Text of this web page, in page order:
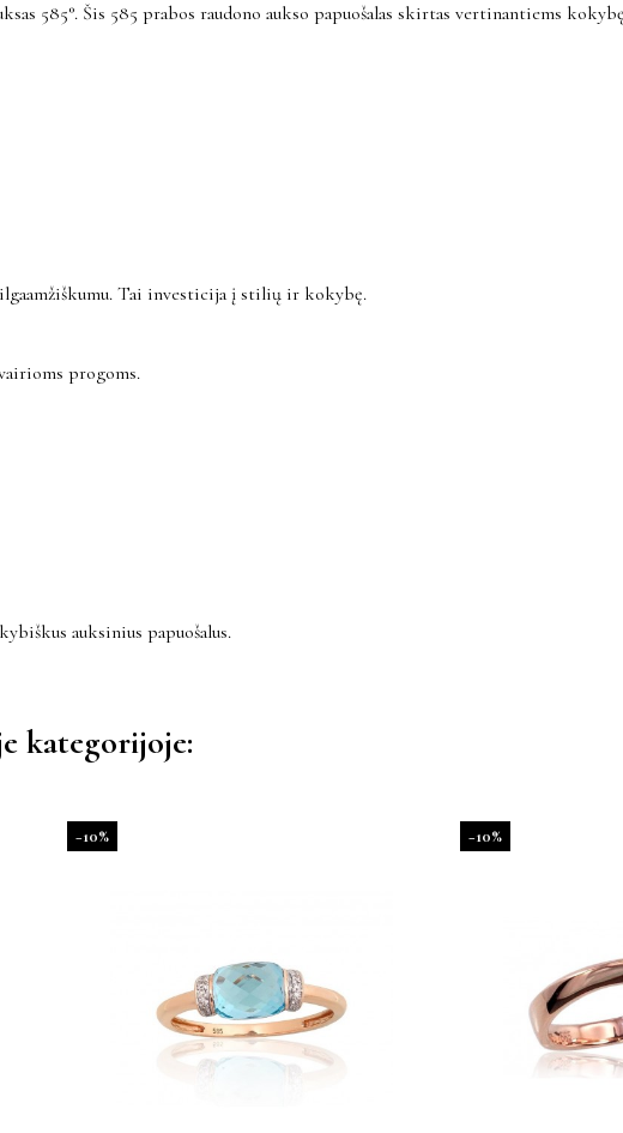
585°. Šis 585 prabos raudono aukso papuošalas skirtas vertinantiems
Tai investicija į stilių ir kokybę.
progoms.
auksinius papuošalus.
kategorijoje:
−10% −10%